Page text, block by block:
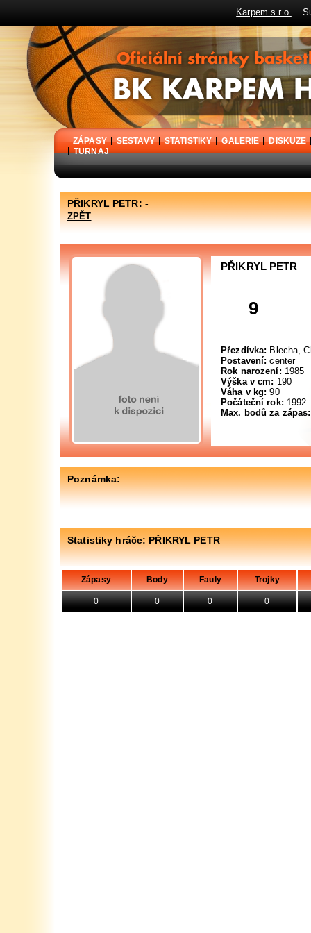
Karpem s.r.o.
BK Karpem Holýšov - oficiální stránky basketbalového klubu
ZÁPASY SESTAVY STATISTIKY GALERIE
DISKUZE
TURNAJ
PŘIKRYL PETR: -
ZPĚT
PŘIKRYL PETR
9
Přezdívka: Blecha,
Postavení: center
Rok narození: 1985
Výška v cm: 190
Váha v kg: 90
Počáteční rok: 1992
Max. bodů za zápas:
Poznámka:
Statistiky hráče: PŘIKRYL PETR
Zápasy Body Fauly Trojky
0 0 0 0